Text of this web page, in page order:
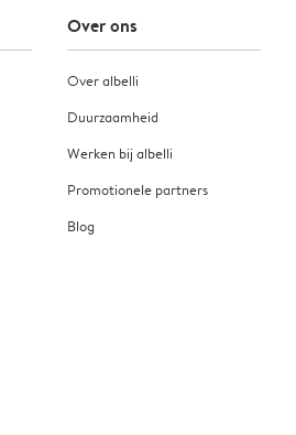
Over ons
Over albelli
Duurzaamheid
Werken bij albelli
Promotionele partners
Blog